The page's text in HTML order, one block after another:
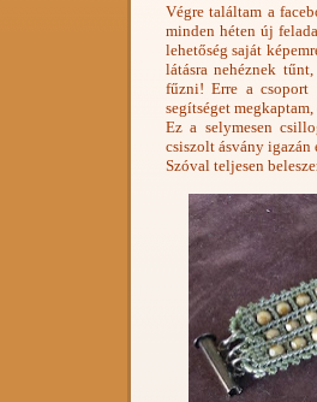
Végre találtam a
minden héten új
lehetőség saját
látásra nehéznek
fűzni! Erre a
segítséget
Ez a selymesen
csiszolt ásvány igazán
Szóval teljesen